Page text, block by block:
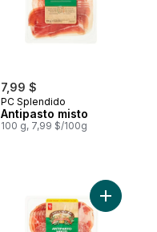
7,99 $
PC Splendido
Antipasto misto
100 g, 7,99 $/100g
Ajouter Prosciutto au panier